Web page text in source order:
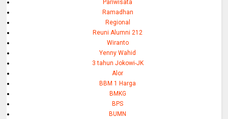
Pariwisata
Ramadhan
Regional
Reuni Alumni 212
Wiranto
Yenny Wahid
3 tahun Jokowi-JK
Alor
BBM 1 Harga
BMKG
BPS
BUMN